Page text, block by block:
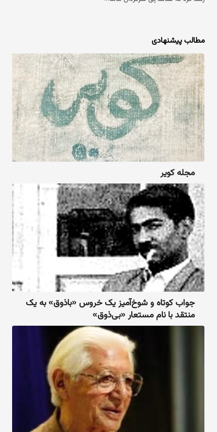
مطالب پیشنهادی
مجله کویر
جواب کوتاه و شوخ‌آمیز یک خروس «باذوق» به یک
منتقد با نام مستعار «بی‌ذوق»